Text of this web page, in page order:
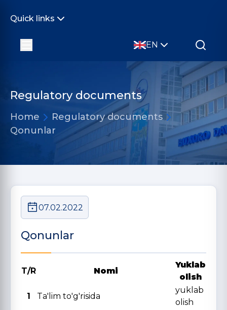
Quick links
EN
Regulatory documents
Home
Regulatory documents
Qonunlar
07.02.2022
Qonunlar
T/R Nomi
Yuklab
olish
1
Ta'lim to'g'risida
yuklab
olish